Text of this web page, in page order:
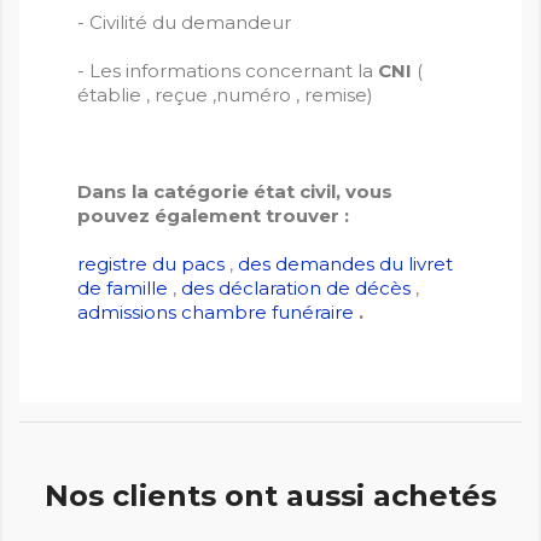
- Civilité du demandeur
- Les informations concernant la CNI (
établie , reçue ,numéro , remise)
Dans la catégorie état civil, vous
pouvez également trouver :
registre du pacs , des demandes du livret
de famille , des déclaration de décès ,
admissions chambre funéraire .
Nos clients ont aussi achetés